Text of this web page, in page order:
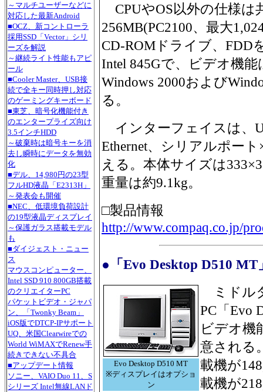
～マルチユーザーなどに
対応した最新Android
■OCZ、新コントローラ
採用SSD「Vector」シリ
ーズを解説
～継続ライト性能もアピ
ール
■Cooler Master、USB接
続で全キー同時押し対応
のゲーミングキーボード
■東芝、暗号化機能付き
のエンタープライズ向け
3.5インチHDD
～破棄時は暗号キーを消
去し瞬時にデータを無効
化
■デル、14,980円の23型
フルHD液晶「E2313H」
～発表会も開催
■NEC、低環境負荷設計
の19型液晶ディスプレイ
～保護ガラス搭載モデル
も
■ダイジェスト・ニュー
ス
マウスコンピューター、
Intel SSD 910 800GB搭載
のクリエイターPC
パケットビデオ・ジャパ
ン、「Twonky Beam」
iOS版でDTCP-IPサポート
UQ、米国Clearwireでの
World WiMAXでRenew手
続きできない不具合
■アップデート情報
ソニー、VAIO Duo 11、S
シリーズ Intel無線LANド
CPUやOS以外の仕様は
256MB(PC2100、最大
CD-ROMドライブ、FDD
Intel 845Gで、ビデオ機
Windows 2000および
る。
インターフェイスは、
Ethernet、シリアルポー
える。本体サイズは
重量は約9.1kg。
□製品情報
http://www.compaq.co.jp/
●「Evo Desktop D510 MT
Evo Desktop D510 MT
※ディスプレイはオプショ
ン
ミドル
PC「Evo
ビデオ機
意される
載機が
載機が